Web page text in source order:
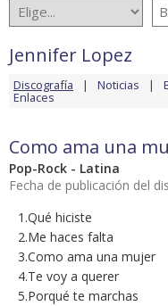
Jennifer Lopez
Discografía Noticias
Enlaces
Como ama una
Pop-Rock - Latina
Fecha de publicación del
1.Qué hiciste
2.Me haces falta
3.Como ama una mujer
4.Te voy a querer
5.Porqué te marchas